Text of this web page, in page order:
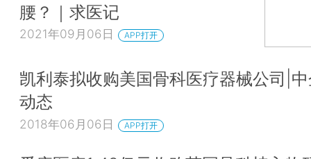
腰？｜求医记
2021年09月06日 APP打开
凯利泰拟收购美国骨科医疗器械公司|
动态
2018年06月06日 APP打开